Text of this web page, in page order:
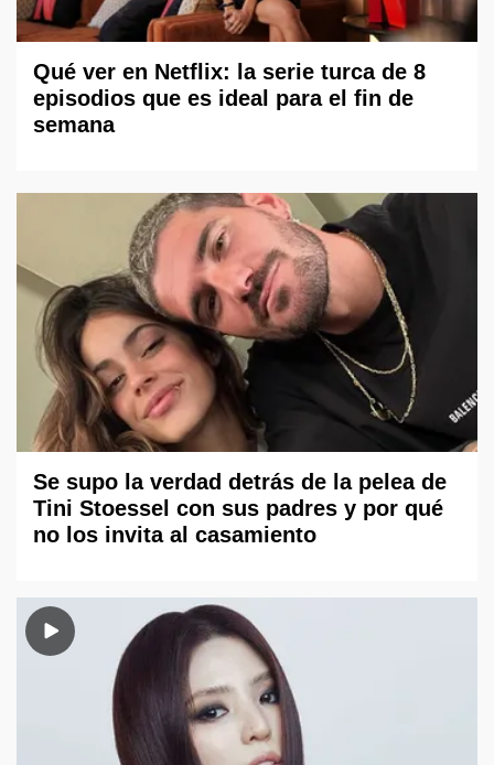
Qué ver en Netflix: la serie turca de 8
episodios que es ideal para el fin de
semana
Se supo la verdad detrás de la pelea de
Tini Stoessel con sus padres y por qué
no los invita al casamiento